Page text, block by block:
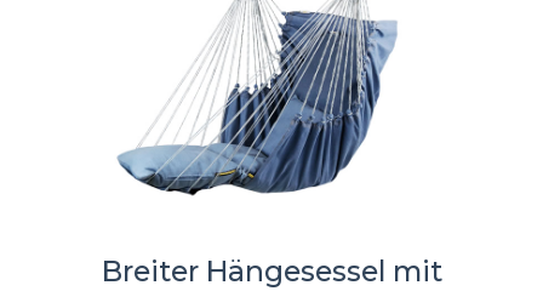
Breiter Hängesessel mit